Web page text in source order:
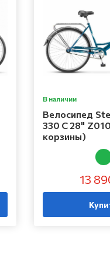
В наличии
Велосипед
330 C 28"
корзины)
13